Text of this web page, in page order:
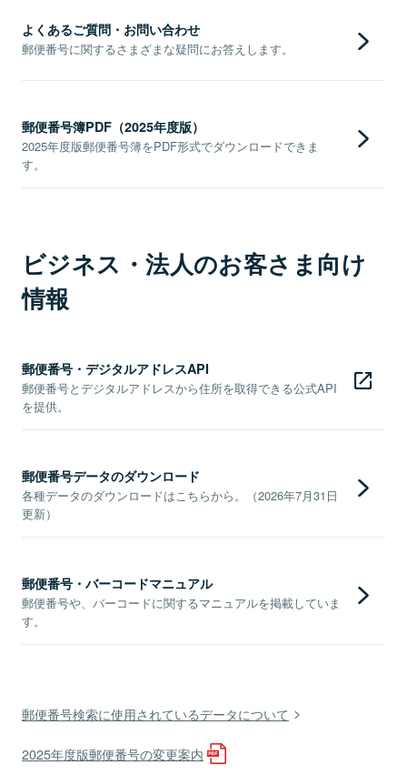
よくあるご質問・お問い合わせ
郵便番号に関するさまざまな疑問にお答えします。
郵便番号簿PDF（2025年度版）
2025年度版郵便番号簿をPDF形式でダウンロードできま
す。
ビジネス・法人のお客さま向け
情報
郵便番号・デジタルアドレスAPI
郵便番号とデジタルアドレスから住所を取得できる公式API
を提供。
郵便番号データのダウンロード
各種データのダウンロードはこちらから。（2026年7月31日
更新）
郵便番号・バーコードマニュアル
郵便番号や、バーコードに関するマニュアルを掲載していま
す。
郵便番号検索に使用されているデータについて
2025年度版郵便番号の変更案内